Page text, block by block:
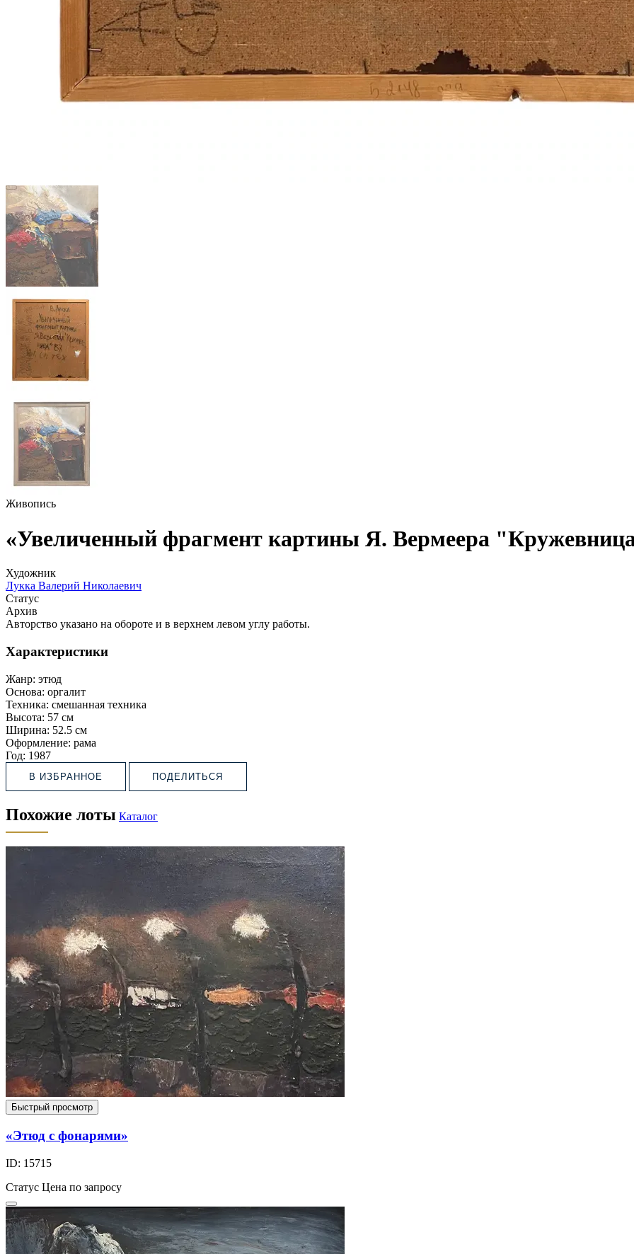
Живопись
«Увеличенный фрагмент картины Я. Вермеера
Художник
Лукка Валерий Николаевич
Статус
Архив
Авторство указано на обороте и в верхнем левом углу работы.
Характеристики
Жанр: этюд
Основа: оргалит
Техника: смешанная техника
Высота: 57 см
Ширина: 52.5 см
Оформление: рама
Год: 1987
В ИЗБРАННОЕ ПОДЕЛИТЬСЯ
Похожие лоты Каталог
Быстрый просмотр
«Этюд с фонарями»
ID: 15715
Статус Цена по запросу